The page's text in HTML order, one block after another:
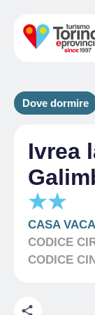
Dove dormire
Ivrea
CASA
CODICE
CODICE